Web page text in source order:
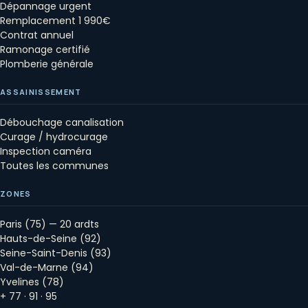
Dépannage urgent
Remplacement 1 990€
Contrat annuel
Ramonage certifié
Plomberie générale
ASSAINISSEMENT
Débouchage canalisation
Curage / hydrocurage
Inspection caméra
Toutes les communes
ZONES
Paris (75) — 20 ardts
Hauts-de-Seine (92)
Seine-Saint-Denis (93)
Val-de-Marne (94)
Yvelines (78)
+ 77 · 91 · 95